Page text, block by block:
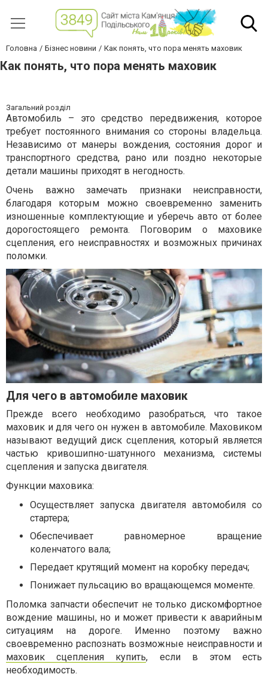
Головна Бізнес новини Как понять, что пора менять маховик
Как понять, что пора менять маховик
Загальний розділ
Автомобиль – это средство передвижения, которое
требует постоянного внимания со стороны владельца.
Независимо от манеры вождения, состояния дорог и
транспортного средства, рано или поздно некоторые
детали машины приходят в негодность.
Очень важно замечать признаки неисправности,
благодаря которым можно своевременно заменить
изношенные комплектующие и уберечь авто от более
дорогостоящего ремонта. Поговорим о маховике
сцепления, его неисправностях и возможных причинах
поломки.
Для чего в автомобиле маховик
Прежде всего необходимо разобраться, что такое
маховик и для чего он нужен в автомобиле. Маховиком
называют ведущий диск сцепления, который является
частью кривошипно-шатунного механизма, системы
сцепления и запуска двигателя.
Функции маховика:
Осуществляет запуска двигателя автомобиля со
стартера;
Обеспечивает равномерное вращение
коленчатого вала;
Передает крутящий момент на коробку передач;
Понижает пульсацию во вращающемся моменте.
Поломка запчасти обеспечит не только дискомфортное
вождение машины, но и может привести к аварийным
ситуациям на дороге. Именно поэтому важно
своевременно распознать возможные неисправности и
маховик сцепления купить, если в этом есть
необходимость.